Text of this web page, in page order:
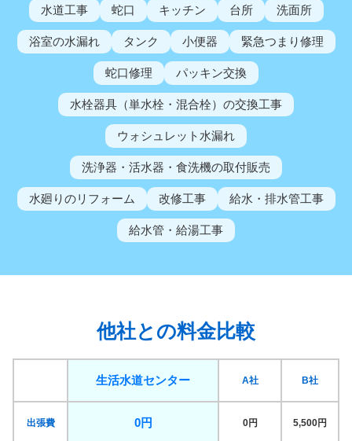
水道工事 蛇口 キッチン 台所 洗面所
浴室の水漏れ タンク 小便器 緊急つまり修理
蛇口修理 パッキン交換
水栓器具（単水栓・混合栓）の交換工事
ウォシュレット水漏れ
洗浄器・活水器・食洗機の取付販売
水廻りのリフォーム 改修工事 給水・排水管工事
給水管・給湯工事
他社との料金比較
生活水道センター A社 B社
出張費 0円 0円 5,500円